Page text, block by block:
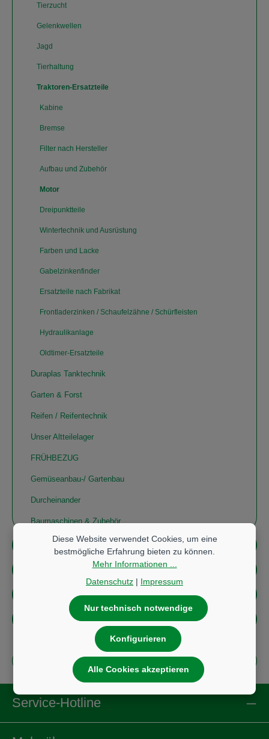
Tierzucht
Gelenkwellen
Jagd
Tierhaltung
Traktoren-Ersatzteile
Kabine
Bremse
Filter nach Hersteller
Aufbau und Zubehör
Motor
Dreipunktteile
Wintertechnik und Ausrüstung
Farben und Lacke
Gabelzinkenfinder
Ersatzteile nach Fabrikat
Frontladerzinken / Schaufelzähne / Schürfleisten
Hydraulikanlage
Oldtimer-Ersatzteile
Duraplas Tanktechnik
Garten & Forst
Reifen / Reifentechnik
Unser Altteilelager
FRÜHBEZUG
Gemüseanbau-/ Gartenbau
Durcheinander
Baumaschinen & Zubehör
Sie suchen? Wir finden! - Anfrageformular
Maschinen und Geräte
Die Brander Landtechnik
Service-Hotline
Diese Website verwendet Cookies, um eine
bestmögliche Erfahrung bieten zu können.
Mehr Informationen ...
Datenschutz | Impressum
Nur technisch notwendige
Konfigurieren
Alle Cookies akzeptieren